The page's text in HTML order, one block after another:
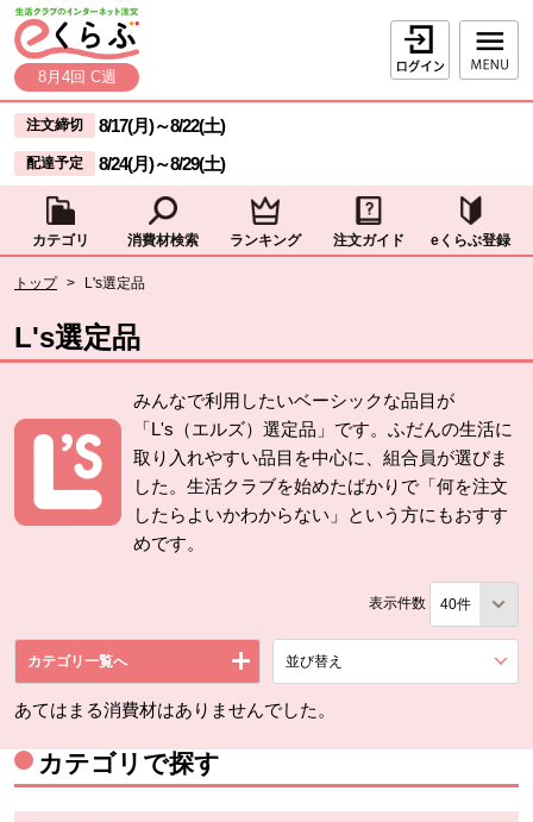
ページの先頭です。
本文へジャンプする。
8月4回 C週
ログイン
ここからサイト内共通メニューです。
サイト内共通メニューをスキップする
注文締切 8/17(月)～8/22(土)
配達予定 8/24(月)～8/29(土)
カテゴリ 消費材検索 ランキング 注文ガイド eくらぶ登録
トップ > L's選定品
L's選定品
みんなで利用したいベーシックな品目が
「L's（エルズ）選定品」です。ふだんの生活に
取り入れやすい品目を中心に、組合員が選びま
した。生活クラブを始めたばかりで「何を注文
したらよいかわからない」という方にもおすす
めです。
表示件数
カテゴリ一覧へ 並び替え
あてはまる消費材はありませんでした。
カテゴリで探す